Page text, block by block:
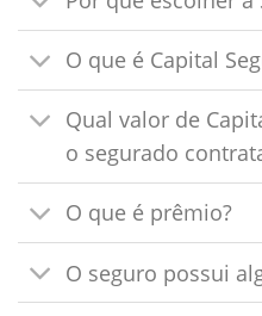
O que é Capital
Qual valor de
o segurado
O que é prêmio?
O seguro possui